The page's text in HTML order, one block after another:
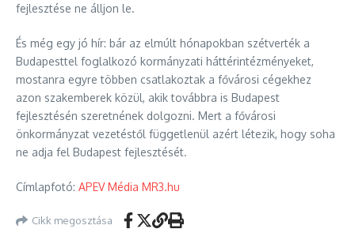
fejlesztése ne álljon le.
És még egy jó hír: bár az elmúlt hónapokban szétverték a
Budapesttel foglalkozó kormányzati háttérintézményeket,
mostanra egyre többen csatlakoztak a fővárosi cégekhez
azon szakemberek közül, akik továbbra is Budapest
fejlesztésén szeretnének dolgozni. Mert a fővárosi
önkormányzat vezetéstől függetlenül azért létezik, hogy soha
ne adja fel Budapest fejlesztését.
Címlapfotó: APEV Média MR3.hu
Cikk megosztása